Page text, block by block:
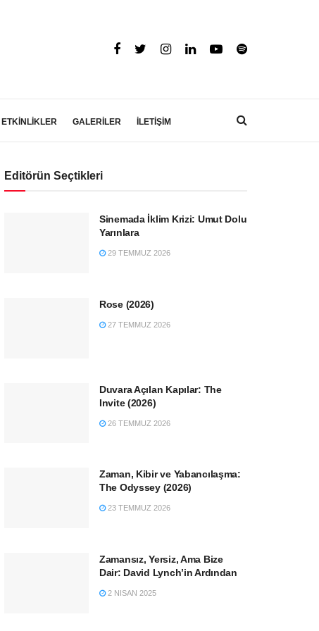
ETKİNLİKLER GALERİLER İLETİŞİM
Editörün Seçtikleri
Sinemada İklim Krizi: Umut Dolu
Yarınlara
29 TEMMUZ 2026
Rose (2026)
27 TEMMUZ 2026
Duvara Açılan Kapılar: The
Invite (2026)
26 TEMMUZ 2026
Zaman, Kibir ve Yabancılaşma:
The Odyssey (2026)
23 TEMMUZ 2026
Zamansız, Yersiz, Ama Bize
Dair: David Lynch’in Ardından
2 NISAN 2025